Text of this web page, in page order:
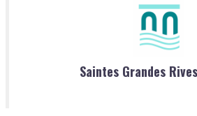
Saintes Grandes